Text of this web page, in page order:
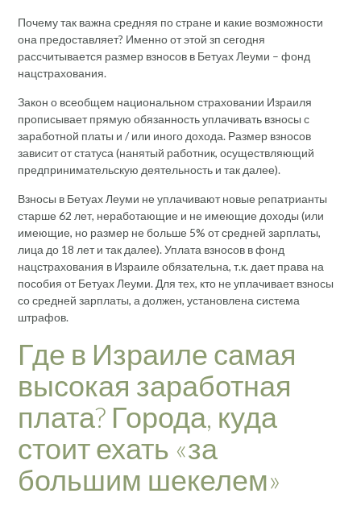
Почему так важна средняя по стране и какие возможности
она предоставляет? Именно от этой зп сегодня
рассчитывается размер взносов в Бетуах Леуми – фонд
нацстрахования.
Закон о всеобщем национальном страховании Израиля
прописывает прямую обязанность уплачивать взносы с
заработной платы и / или иного дохода. Размер взносов
зависит от статуса (нанятый работник, осуществляющий
предпринимательскую деятельность и так далее).
Взносы в Бетуах Леуми не уплачивают новые репатрианты
старше 62 лет, неработающие и не имеющие доходы (или
имеющие, но размер не больше 5% от средней зарплаты,
лица до 18 лет и так далее). Уплата взносов в фонд
нацстрахования в Израиле обязательна, т.к. дает права на
пособия от Бетуах Леуми. Для тех, кто не уплачивает взносы
со средней зарплаты, а должен, установлена система
штрафов.
Где в Израиле самая
высокая заработная
плата? Города, куда
стоит ехать «за
большим шекелем»